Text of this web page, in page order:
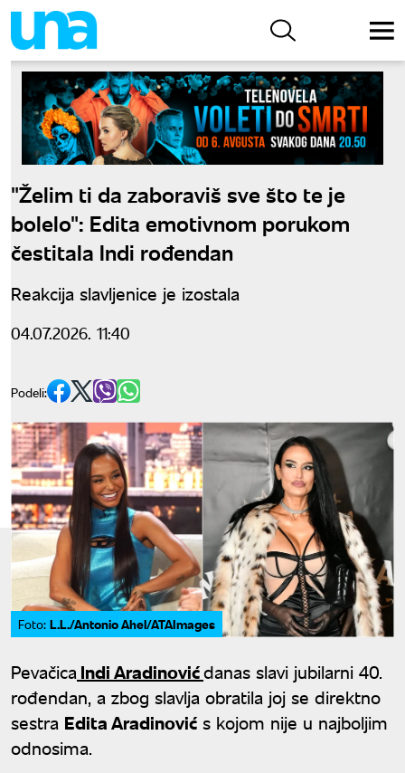
"Želim ti da zaboraviš sve što te je
bolelo": Edita emotivnom porukom
čestitala Indi rođendan
Reakcija slavljenice je izostala
04.07.2026. 11:40
Podeli:
Foto: L.L./Antonio Ahel/ATAImages
Pevačica Indi Aradinovićdanas slavi jubilarni 40.
rođendan, a zbog slavlja obratila joj se direktno
sestra Edita Aradinović s kojom nije u najboljim
odnosima.